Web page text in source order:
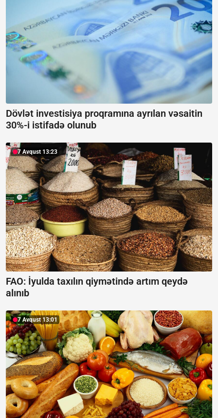
Dövlət investisiya proqramına ayrılan vəsaitin
30%-i istifadə olunub
7 Avqust 13:23
FAO: İyulda taxılın qiymətində artım qeydə
alınıb
7 Avqust 13:01